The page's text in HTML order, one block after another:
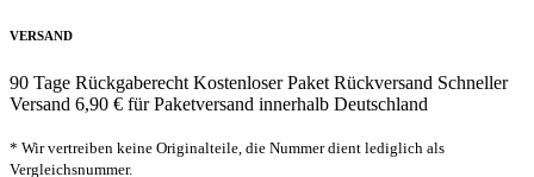
VERSAND
90 Tage Rückgaberecht Kostenloser Paket Rückversand Schneller
Versand 6,90 € für Paketversand innerhalb Deutschland
* Wir vertreiben keine Originalteile, die Nummer dient lediglich als
Vergleichsnummer.